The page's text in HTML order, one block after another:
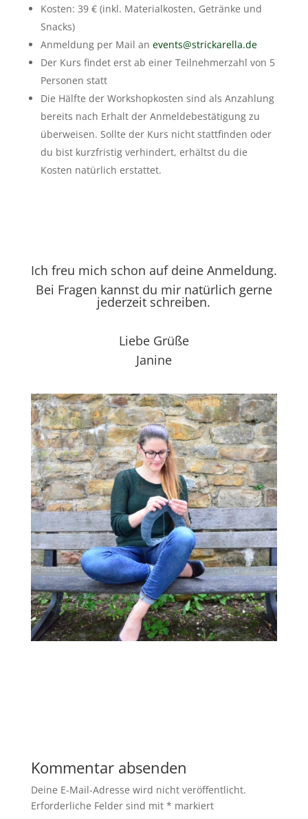
Kosten: 39 € (inkl. Materialkosten, Getränke und
Snacks)
Anmeldung per Mail an events@strickarella.de
Der Kurs findet erst ab einer Teilnehmerzahl von 5
Personen statt
Die Hälfte der Workshopkosten sind als Anzahlung
bereits nach Erhalt der Anmeldebestätigung zu
überweisen. Sollte der Kurs nicht stattfinden oder
du bist kurzfristig verhindert, erhältst du die
Kosten natürlich erstattet.
Ich freu mich schon auf deine Anmeldung.
Bei Fragen kannst du mir natürlich gerne
jederzeit schreiben.
Liebe Grüße
Janine
Kommentar absenden
Deine E-Mail-Adresse wird nicht veröffentlicht.
Erforderliche Felder sind mit * markiert